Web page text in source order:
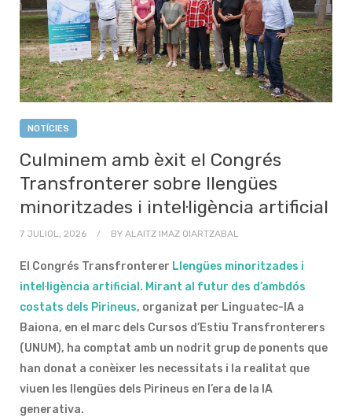
NOTÍCIES
Culminem amb èxit el Congrés
Transfronterer sobre llengües
minoritzades i intel·ligència artificial
7 JULIOL, 2026 BY ALAITZ IMAZ OIARTZABAL
El Congrés Transfronterer Llengües minoritzades i
intel·ligència artificial. Mirant al futur des d’ambdós
costats dels Pirineus, organizat per Linguatec-IA a
Baiona, en el marc dels Cursos d’Estiu Transfronterers
(UNUM), ha comptat amb un nodrit grup de ponents que
han donat a conèixer les necessitats i la realitat que
viuen les llengües dels Pirineus en l’era de la IA
generativa.